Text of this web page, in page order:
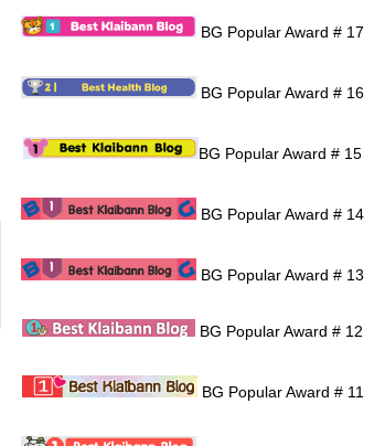
BG Popular Award # 17
BG Popular Award # 16
BG Popular Award # 15
BG Popular Award # 14
BG Popular Award # 13
BG Popular Award # 12
BG Popular Award # 11